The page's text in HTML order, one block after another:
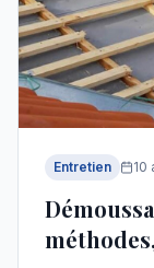
Entretien 10